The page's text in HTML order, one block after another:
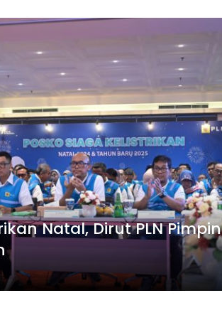
Natal, Dirut PLN Pimpin